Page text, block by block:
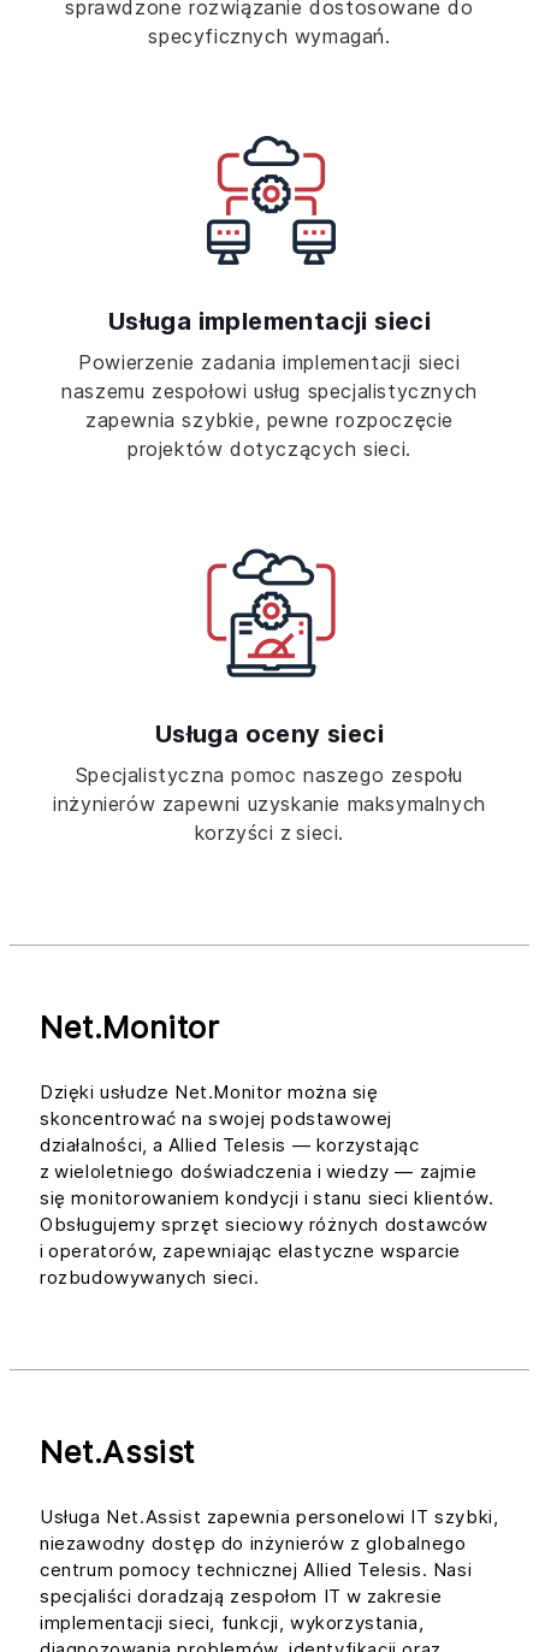
sprawdzone rozwiązanie dostosowane do
specyficznych wymagań.
Usługa implementacji sieci
Powierzenie zadania implementacji sieci
naszemu zespołowi usług specjalistycznych
zapewnia szybkie, pewne rozpoczęcie
projektów dotyczących sieci.
Usługa oceny sieci
Specjalistyczna pomoc naszego zespołu
inżynierów zapewni uzyskanie maksymalnych
korzyści z sieci.
Net.Monitor
Dzięki usłudze Net.Monitor można się
skoncentrować na swojej podstawowej
działalności, a Allied Telesis — korzystając
z wieloletniego doświadczenia i wiedzy — zajmie
się monitorowaniem kondycji i stanu sieci klientów.
Obsługujemy sprzęt sieciowy różnych dostawców
i operatorów, zapewniając elastyczne wsparcie
rozbudowywanych sieci.
Net.Assist
Usługa Net.Assist zapewnia personelowi IT szybki,
niezawodny dostęp do inżynierów z globalnego
centrum pomocy technicznej Allied Telesis. Nasi
specjaliści doradzają zespołom IT w zakresie
implementacji sieci, funkcji, wykorzystania,